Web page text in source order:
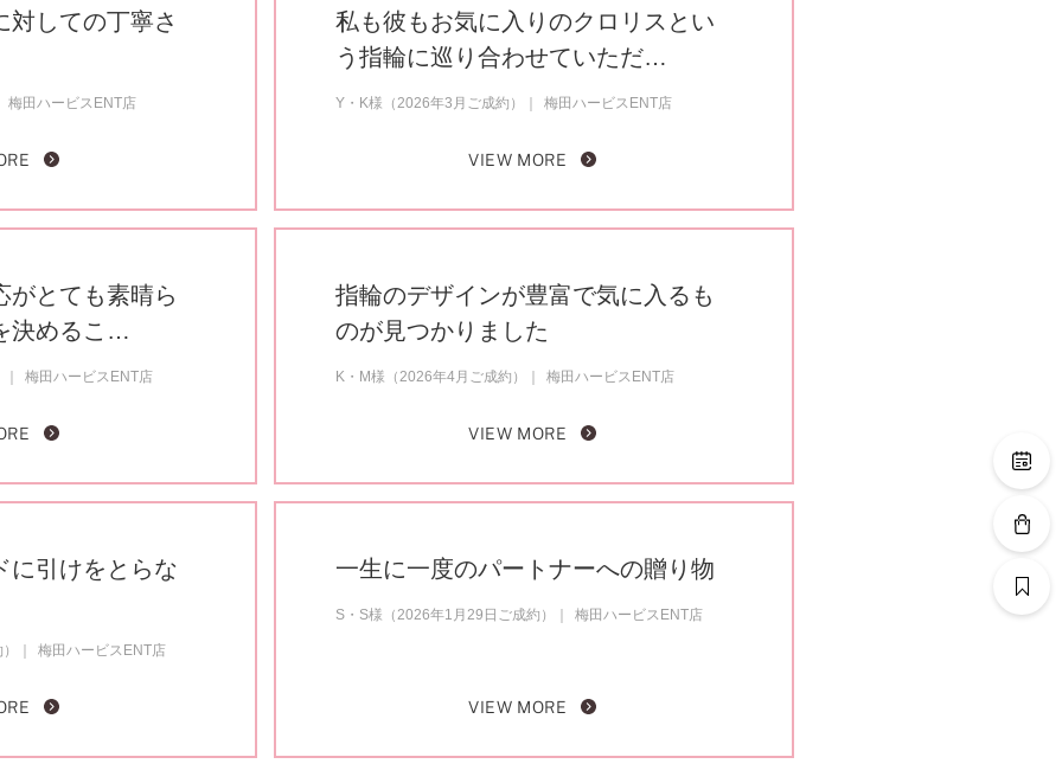
対しての丁寧さ
梅田ハービスENT店
私も彼もお気に入りのクロリスとい
う指輪に巡り合わせていただ…
Y・K様（2026年3月ご成約） 梅田ハービスENT店
VIEW MORE
がとても素晴ら
決めるこ…
梅田ハービスENT店
指輪のデザインが豊富で気に入るも
のが見つかりました
K・M様（2026年4月ご成約） 梅田ハービスENT店
VIEW MORE
に引けをとらな
梅田ハービスENT店
一生に一度のパートナーへの贈り物
S・S様（2026年1月29日ご成約） 梅田ハービスENT店
VIEW MORE